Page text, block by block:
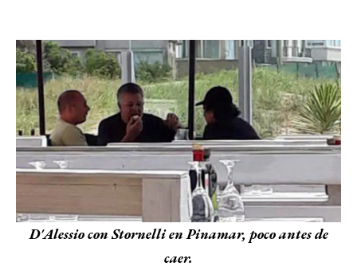
D'Alessio con Stornelli en Pinamar, poco antes de
caer.